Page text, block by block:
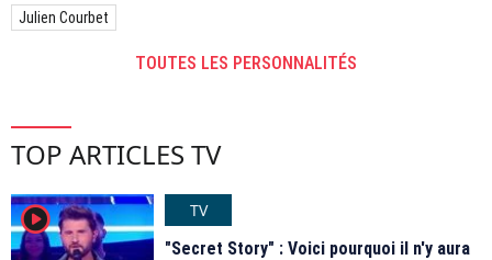
Julien Courbet
TOUTES LES PERSONNALITÉS
TOP ARTICLES TV
player2
TV
"Secret Story" : Voici pourquoi il n'y aura